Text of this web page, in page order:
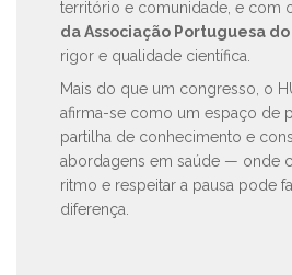
território e comunidade, e com
da Associação Portuguesa do
rigor e qualidade científica.
Mais do que um congresso, o
afirma-se como um espaço de
partilha de conhecimento e
abordagens em saúde — onde
ritmo e respeitar a pausa pode
diferença.